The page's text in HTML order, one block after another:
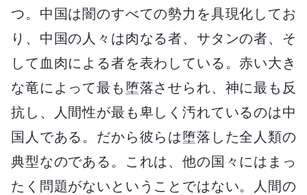
つ。中国は闇のすべての勢力を具現化してお
り、中国の人々は肉なる者、サタンの者、そ
して血肉による者を表わしている。赤い大き
な竜によって最も堕落させられ、神に最も反
抗し、人間性が最も卑しく汚れているのは中
国人である。だから彼らは堕落した全人類の
典型なのである。これは、他の国々にはまっ
たく問題がないということではない。人間の